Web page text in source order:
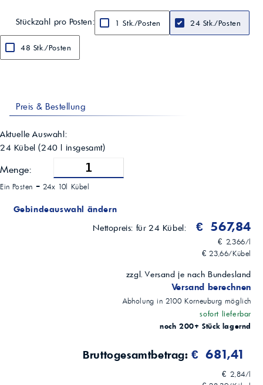
pH-Hautneutral
Ja
Farbe
Orange
ca. 1,06 g/ml (20 °C)
Verarbeitungstemperatur
Lagerstabilität
24 Monate
Empf. Lagertemperatur
> 5 °C
Gebinde
Einsatzbereiche
In leicht angefeuchtete Hände geben, verreiben; gut abspülen
Stückzahl pro Posten: 1 Stk./Posten 24 Stk./Posten
48 Stk./Posten
Preis & Bestellung
Aktuelle Auswahl:
24 Kübel (240 l insgesamt)
Menge:
Ein Posten = 24x 10l Kübel
Gebindeauswahl ändern
Nettopreis: für 24 Kübel: € 567,84
€ 2,366/l
€ 23,66/Kübel
zzgl. Versand je nach Bundesland
Versand berechnen
Abholung in2100 Korneuburg möglich
sofort lieferbar
noch 200+ Stück lagernd
Bruttogesamtbetrag:€ 681,41
€ 2,84/l